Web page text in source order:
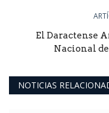
El Daractense
Nacional
NOTICIAS